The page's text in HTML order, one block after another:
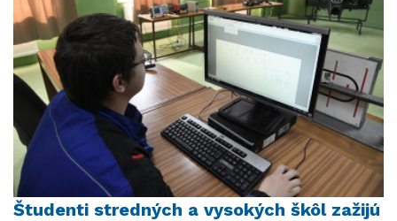
Študenti stredných a vysokých škôl zažijú